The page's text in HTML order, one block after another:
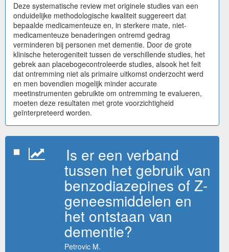
Deze systematische review met originele studies van een
onduidelijke methodologische kwaliteit suggereert dat
bepaalde medicamenteuze en, in sterkere mate, niet-
medicamenteuze benaderingen ontremd gedrag
verminderen bij personen met dementie. Door de grote
klinische heterogeniteit tussen de verschillende studies, het
gebrek aan placebogecontroleerde studies, alsook het feit
dat ontremming niet als primaire uitkomst onderzocht werd
en men bovendien mogelijk minder accurate
meetinstrumenten gebruikte om ontremming te evalueren,
moeten deze resultaten met grote voorzichtigheid
geïnterpreteerd worden.
Is er een verband
tussen het gebruik van
benzodiazepines of Z-
geneesmiddelen en
het ontstaan van
dementie?
Petrovic M.